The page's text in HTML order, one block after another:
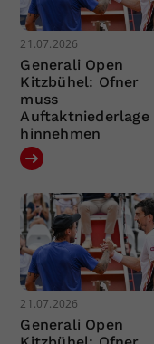
21.07.2026
Generali Open
Kitzbühel: Ofner
muss
Auftaktniederlage
hinnehmen
21.07.2026
Generali Open